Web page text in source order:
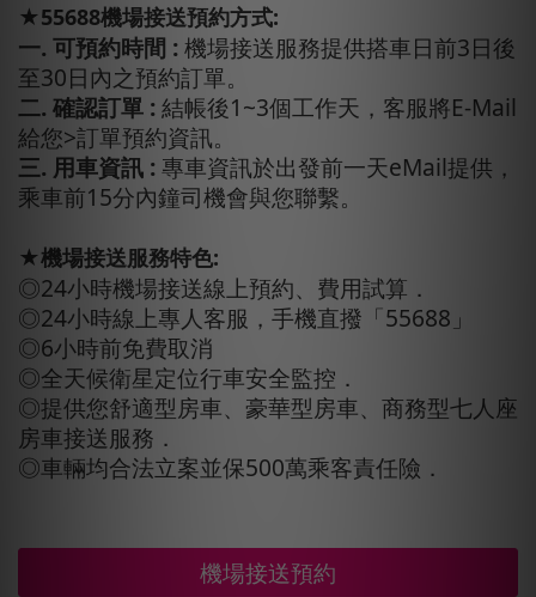
★55688機場接送預約方式:
一. 可預約時間 :機場接送服務提供搭車日前3日後
至30日內之預約訂單。
二. 確認訂單 :結帳後1~3個工作天，客服將E-Mail
給您>訂單預約資訊。
三. 用車資訊 :專車資訊於出發前一天eMail提供，
乘車前15分內鐘司機會與您聯繫。
★機場接送服務特色:
◎24小時機場接送線上預約、費用試算．
◎24小時線上專人客服，手機直撥「55688」
◎6小時前免費取消
◎全天候衛星定位行車安全監控．
◎提供您舒適型房車、豪華型房車、商務型七人座
房車接送服務．
◎車輛均合法立案並保500萬乘客責任險．
機場接送預約